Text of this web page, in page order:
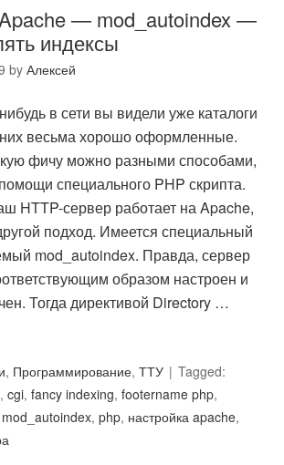
— mod_autoindex —
индексы
byАлексей
в сети вы видели уже каталоги
весьма хорошо оформленные.
фичу можно разными способами,
специального PHP скрипта.
HTTP-сервер работает на Apache,
подход. Имеется специальный
mod_autoindex. Правда, сервер
образом настроен и
Тогда директивой Directory …
, Программирование,ТТУ
Tagged:
,cgi,fancy indexing,footername php,
mod_autoindex,php, настройка apache,